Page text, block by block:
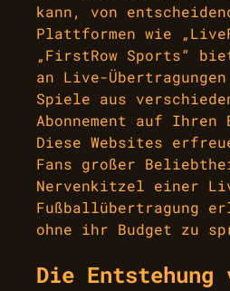
kann, von
Plattformen wie
„FirstRow Sports“
an Live-
Spiele aus
Abonnement auf Ihren
Diese Websites
Fans großer
Nervenkitzel einer
Fußballübertragung
ohne ihr Budget zu
Die Entstehung